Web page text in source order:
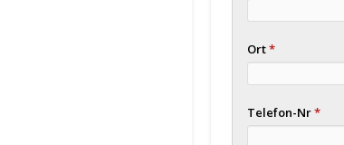
Ort*
Telefon-Nr*